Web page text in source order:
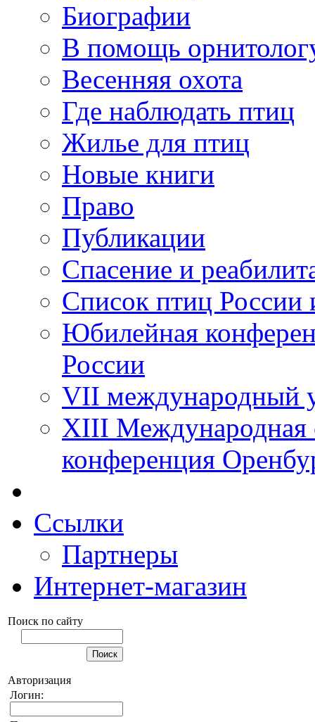
Биографии
В помощь
Весенняя охота
Где наблюдать птиц
Жилье для птиц
Новые книги
Право
Публикации
Спасение и
Список птиц России
Юбилейная
России
VII международный
XIII Международная
конференция
Ссылки
Партнеры
Интернет-магазин
Поиск по сайту
Авторизация
Логин: